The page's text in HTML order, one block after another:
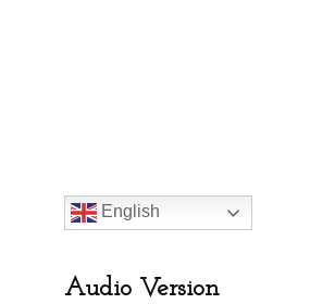
English
Audio Version